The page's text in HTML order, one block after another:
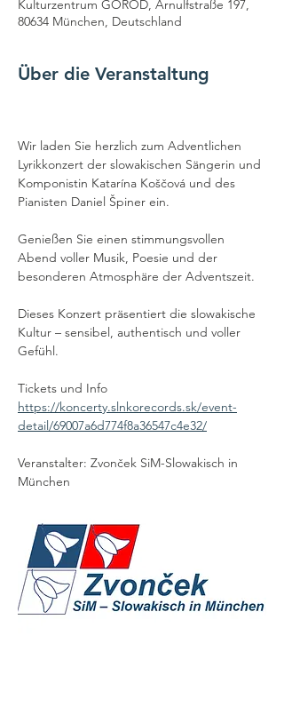
Kulturzentrum GOROD, Arnulfstraße 197,
80634 München, Deutschland
Über die Veranstaltung
Wir laden Sie herzlich zum Adventlichen
Lyrikkonzert der slowakischen Sängerin und
Komponistin Katarína Koščová und des
Pianisten Daniel Špiner ein.
Genießen Sie einen stimmungsvollen
Abend voller Musik, Poesie und der
besonderen Atmosphäre der Adventszeit.
Dieses Konzert präsentiert die slowakische
Kultur – sensibel, authentisch und voller
Gefühl.
Tickets und Info
https://koncerty.slnkorecords.sk/event-
detail/69007a6d774f8a36547c4e32/
Veranstalter: Zvonček SiM-Slowakisch in
München